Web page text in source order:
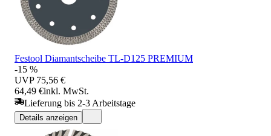
Festool Diamantscheibe TL-D125 PREMIUM
-15 %
UVP 75,56 €
64,49 €inkl. MwSt.
Lieferung bis 2-3 Arbeitstage
Details anzeigen